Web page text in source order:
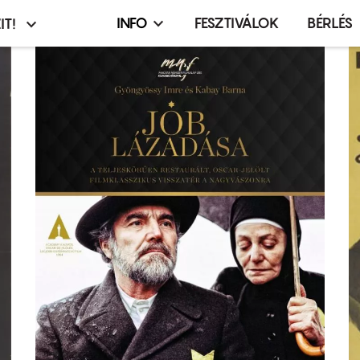
Infó,
esemény,
terembérlés
menü
INFO FESZTIVÁLOK BÉRLÉS